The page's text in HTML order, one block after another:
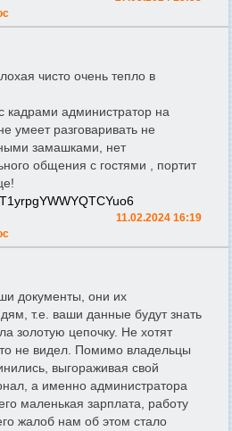
чисто очень тепло в
кадрами администратор на
умеет разговаривать не
замашками, нет
общения с гостями , портит
11.02.2024 16:19
документы, они их
т.е. ваши данные будут знать
золотую цепочку. Не хотят
не видел. Помимо владельцы
выгораживая свой
а именно администратора
маленькая зарплата, работу
жалоб нам об этом стало